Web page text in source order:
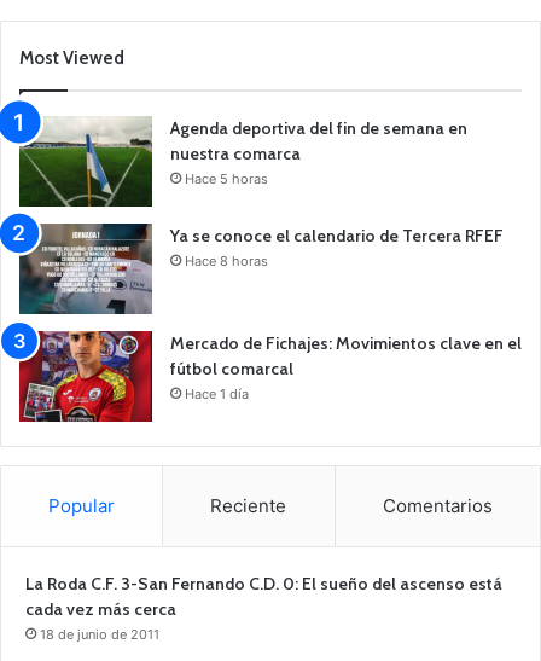
Most Viewed
Agenda deportiva del fin de semana en
nuestra comarca
Hace 5 horas
Ya se conoce el calendario de Tercera RFEF
Hace 8 horas
Mercado de Fichajes: Movimientos clave en el
fútbol comarcal
Hace 1 día
Popular Reciente Comentarios
La Roda C.F. 3-San Fernando C.D. 0: El sueño del ascenso está
cada vez más cerca
18 de junio de 2011